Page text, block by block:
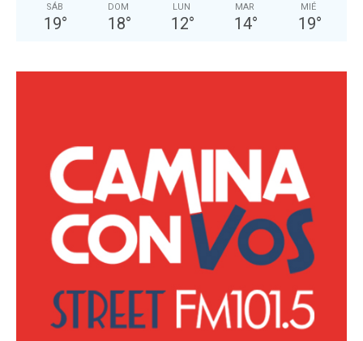
SÁB
19°
DOM
18°
LUN
12°
MAR
14°
MIÉ
19°